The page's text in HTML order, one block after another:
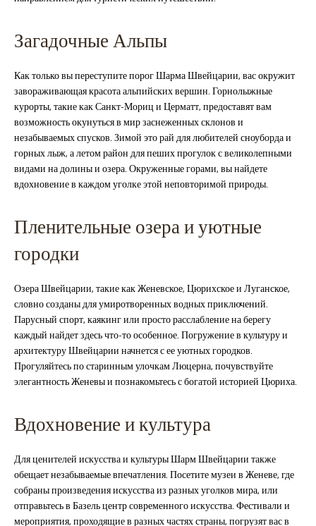
Загадочные Альпы
Как только вы переступите порог Шарма Швейцарии, вас окружит
завораживающая красота альпийских вершин. Горнолыжные
курорты, такие как Санкт-Мориц и Церматт, предоставят вам
возможность окунуться в мир заснеженных склонов и
незабываемых спусков. Зимой это рай для любителей сноуборда и
горных лыж, а летом район для пеших прогулок с великолепными
видами на долины и озера. Окруженные горами, вы найдете
вдохновение в каждом уголке этой неповторимой природы.
Пленительные озера и уютные
городки
Озера Швейцарии, такие как Женевское, Цюрихское и Луганское,
словно созданы для умиротворенных водных приключений.
Парусный спорт, каякинг или просто расслабление на берегу
каждый найдет здесь что-то особенное. Погружение в культуру и
архитектуру Швейцарии начнется с ее уютных городков.
Прогуляйтесь по старинным улочкам Люцерна, почувствуйте
элегантность Женевы и познакомьтесь с богатой историей Цюриха.
Вдохновение и культура
Для ценителей искусства и культуры Шарм Швейцарии также
обещает незабываемые впечатления. Посетите музеи в Женеве, где
собраны произведения искусства из разных уголков мира, или
отправьтесь в Базель центр современного искусства. Фестивали и
мероприятия, проходящие в разных частях страны, погрузят вас в